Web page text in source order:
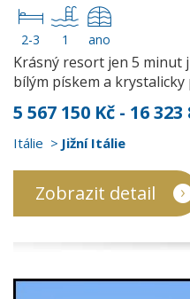
2-3 1 ano
Krásný resort jen 5 minut
bílým pískem a
5 567 150 Kč - 16 323
Itálie Jižní Itálie
Zobrazit detail